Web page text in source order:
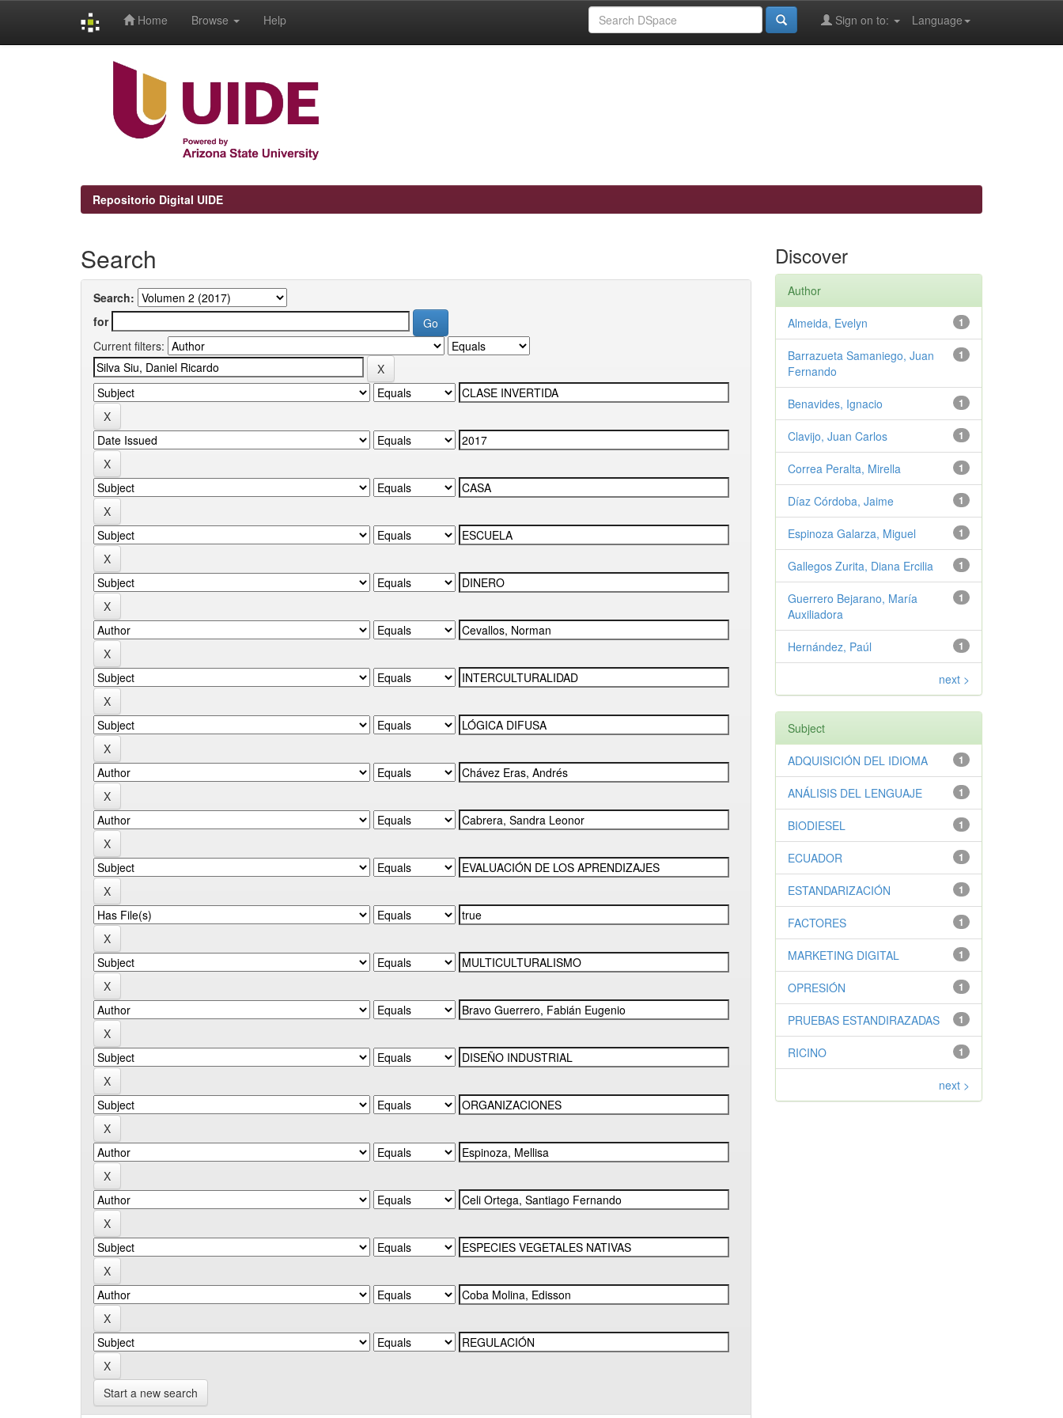
Home Browse Help Language
Sign on to:
Repositorio Digital UIDE
Search
Search:
for
Current filters:
Start a new search
Discover
Author
1
Almeida, Evelyn
1
Barrazueta Samaniego, Juan
Fernando
1
Benavides, Ignacio
1
Clavijo, Juan Carlos
1
Correa Peralta, Mirella
1
Díaz Córdoba, Jaime
1
Espinoza Galarza, Miguel
1
Gallegos Zurita, Diana Ercilia
1
Guerrero Bejarano, María
Auxiliadora
1
Hernández, Paúl
next >
Subject
1
ADQUISICIÓN DEL IDIOMA
1
ANÁLISIS DEL LENGUAJE
1
BIODIESEL
1
ECUADOR
1
ESTANDARIZACIÓN
1
FACTORES
1
MARKETING DIGITAL
1
OPRESIÓN
1
PRUEBAS ESTANDIRAZADAS
1
RICINO
next >